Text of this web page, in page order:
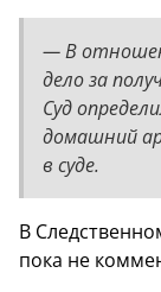
— В
дело за
Суд
домашний
в суде.
В
пока не